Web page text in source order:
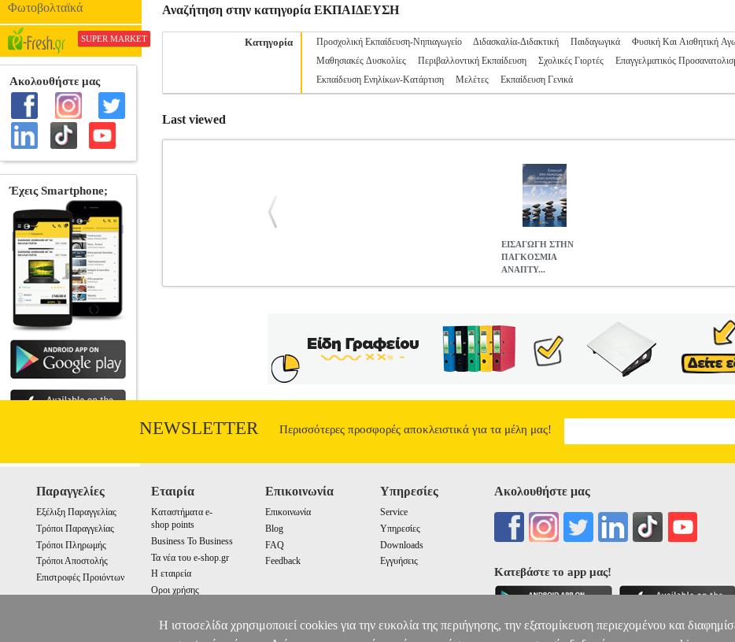
Φωτοβολταϊκά
SUPER MARKET
Αναζήτηση στην κατηγορία ΕΚΠΑΙΔΕΥΣΗ
Κατηγορία Προσχολική Εκπαίδευση-Νηπιαγωγείο Διδασκαλία-Διδακτική Παιδαγωγικά Φυσική Και Αισθητική
Μαθησιακές Δυσκολίες
Περιβαλλοντική Εκπαίδευση Σχολικές Γιορτές Επαγγελματικός
Εκπαίδευση Ενηλίκων-Κατάρτιση
Μελέτες Εκπαίδευση Γενικά
Last viewed
ΕΙΣΑΓΩΓΗ ΣΤΗΝ
ΠΑΓΚΟΣΜΙΑ
ΑΝΑΠΤΥ...
•ΚΑΝΑΚΙΔΟΥ ΕΛΕΝΗ, ΠΑΠΑΓΙΑΝΝΗ ΒΟΥΛΑ στην κατηγορία ΕΚΠΑΙΔΕΥΣΗ ISBN: 978-960-9405-18-
ΠΑΠΑΓΙΑΝΝΗ ΒΟΥΛΑ Εκδοτικός οίκος: ΠΕΔΙΟ Σελίδες: 221 Διαστάσεις: 16Χ23 Ημερομηνία Έκδοσης: Μάρτιος
και περισσότερο χαρακτηριστικά αμοιβαίων εξαρτήσεων, το ενδιαφέρον και ο προβληματισμός γύρω από θέματα
η φτώχεια και η ανισότητα, τα ανθρώπινα δικαιώματα, η μετανάστευση, η μισαλλοδοξία και η ξενοφοβία δεν
συγκεκριμένη εδαφική περιοχή, αλλά απαιτούν συλλογική ευθύνη και συλλογική αντιμετώπιση. Κάτω από αυτές
εκπαίδευση θέτει το πλαίσιο του κοινού προσανατολισμού στην πεποίθηση ότι η σχέση μεταξύ τοπικού και
σχέση με νόημα κοινότητας για όλους τους ανθρώπους, στην οποία βασίζεται, εξασφαλίζοντας την καλλιέργεια
τόσο για τη σφαιρική και πολύπλευρη πρόσκτηση γνώσεων σε έναν κόσμο αλληλεξαρτήσεων όσο και για
12.81
NEWSLETTER Περισσότερες προσφορές αποκλειστικά για τα μέλη μας!
Παραγγελίες
Εξέλιξη Παραγγελίας
Τρόποι Παραγγελίας
Τρόποι Πληρωμής
Τρόποι Αποστολής
Επιστροφές Προιόντων
Εταιρία
Καταστήματα e-
shop points
Business To Business
Τα νέα του e-shop.gr
Η εταιρεία
Οροι χρήσης
Επικοινωνία
Επικοινωνία
Blog
FAQ
Feedback
Υπηρεσίες
Service
Υπηρεσίες
Downloads
Εγγυήσεις
Ακολουθήστε μας
Κατεβάστε το app μας!
Η ιστοσελίδα χρησιμοποιεί cookies για την ευκολία της περιήγησης, την εξατομίκευση περιεχομένου και